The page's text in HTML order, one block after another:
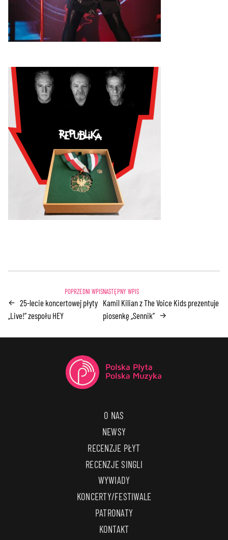
← 25-lecie koncertowej płyty
„Live!” zespołu HEY
Kamil Kilian z The Voice Kids prezentuje
piosenkę „Sennik” →
O NAS
NEWSY
RECENZJE PŁYT
RECENZJE SINGLI
WYWIADY
KONCERTY/FESTIWALE
PATRONATY
KONTAKT